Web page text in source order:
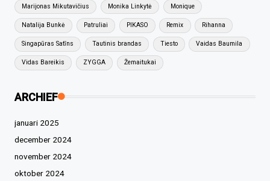
Marijonas Mikutavičius Monika Linkytė Monique
Natalija Bunkė Patruliai PIKASO Remix Rihanna
Singapūras Satīns Tautinis brandas Tiesto Vaidas Baumila
Vidas Bareikis ZYGGA Žemaitukai
ARCHIEF
januari 2025
december 2024
november 2024
oktober 2024